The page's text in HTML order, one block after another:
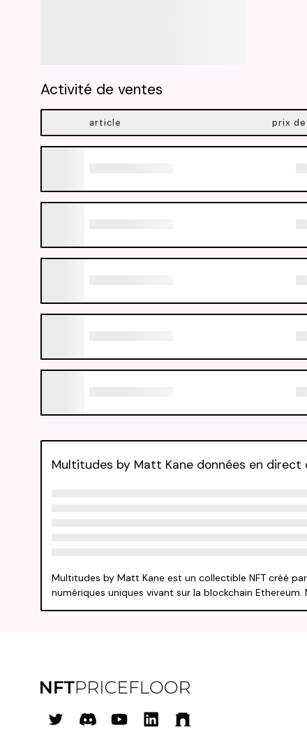
Multitudes by Matt Kane données en
Multitudes by Matt Kane est un collectible NFT créé
numériques uniques vivant sur la blockchain
Activité de ventes
article prix